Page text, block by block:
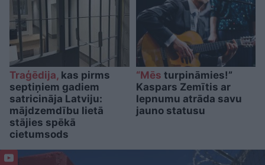
Traģēdija, kas pirms
septiņiem gadiem
satricināja Latviju:
mājdzemdību lietā
stājies spēkā
cietumsods
“Mēs turpināmies!”
Kaspars Zemītis ar
lepnumu atrāda savu
jauno statusu